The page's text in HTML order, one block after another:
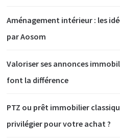
Aménagement intérieur : les
par Aosom
Valoriser ses annonces
font la différence
PTZ ou prêt immobilier
privilégier pour votre achat ?